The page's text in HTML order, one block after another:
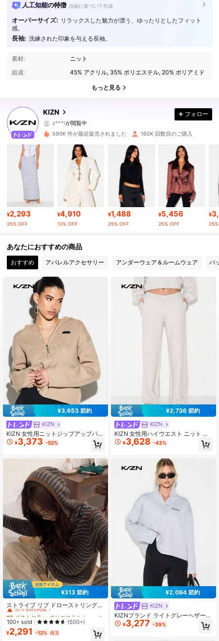
人工知能の特徴 詳細に基づいて作成
オーバーサイズ: リラックスした魅力が漂う、ゆったりとしたフィット
感。
長袖: 洗練された印象を与える長袖。
素材:
ニット
組成:
45% アクリル, 35% ポリエステル, 20% ポリアミド
もっと見る
KIZN
562K フォロワー
4.80 562K フォロワー
562K フォロワー
562K フォロワー
562K フォロワー
4.80 562K フォロワー
4.80 562K フォロワー
4.80
フォロー
590K 件が最近販売されました 160K 回数目のご購入
¥2,293
25% OFF
¥4,910
10% OFF
¥1,488
25% OFF
¥5,456
25% OFF
¥
あなたにおすすめの商品
おすすめ アパレルアクセサリー アンダーウェア＆ルームウェア バ
¥3,653 節約
KIZN
KIZN 女性用ニットジップアップパー
カー、コントラストトリム、秋カジ
ュアルプルオーバーセーター、フロ
¥3,373 -52%
¥313 節約
ストライプ リブ ドローストリング
コントラストトリム カジュアルニッ
ト フーデッドスウェットシャツ、ブ
ラウン&ブルーストライプ ニットプ
ルオーバー、レディースアパレル 秋
#2 ベストセラー
ポリエステル レディースセーター
売り切れ間近！
#2 ベストセラー
売り切れ間近！
#2 ベストセラー
売り切れ間近！
#2 ベストセラー
ポリエステル レディースセーター
100+ sold (500+)
¥2,291 -12% 概算
¥2,736 節約
KIZN
KIZN 女性用ハイウエスト ニット プ
ルオン ストレートレッグ パレッツォ
ワイドレッグ スウェットジョガーパ
付き、リラックスウェアとして快適
¥3,628 -43%
¥2,094 節約
KIZN
KIZNブランド ライトグレーヘザーの
プルオーバースウェットシャツ、ロ
ゴプリント、長袖、カジュアルトッ
¥3,277 -39%